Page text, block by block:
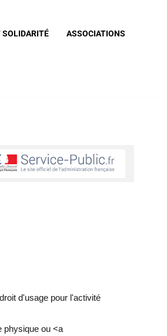
SOLIDARITÉ ASSOCIATIONS
d'usage pour l'activité
physique ou <a